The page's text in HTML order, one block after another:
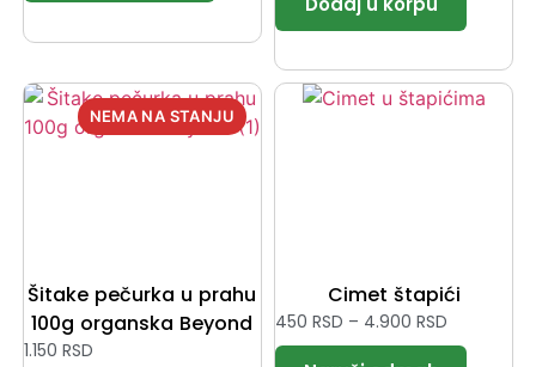
Šitake pečurka u prahu
100g organska Beyond
1.150 RSD
Cimet štapići
450 RSD – 4.900 RSD